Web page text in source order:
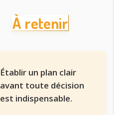
À retenir
Établir un plan clair
avant toute décision
est indispensable.